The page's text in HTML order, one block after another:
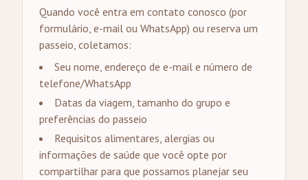
Quando você entra em contato conosco (por
formulário, e-mail ou WhatsApp) ou reserva um
passeio, coletamos:
Seu nome, endereço de e-mail e número de
telefone/WhatsApp
Datas da viagem, tamanho do grupo e
preferências do passeio
Requisitos alimentares, alergias ou
informações de saúde que você opte por
compartilhar para que possamos planejar seu